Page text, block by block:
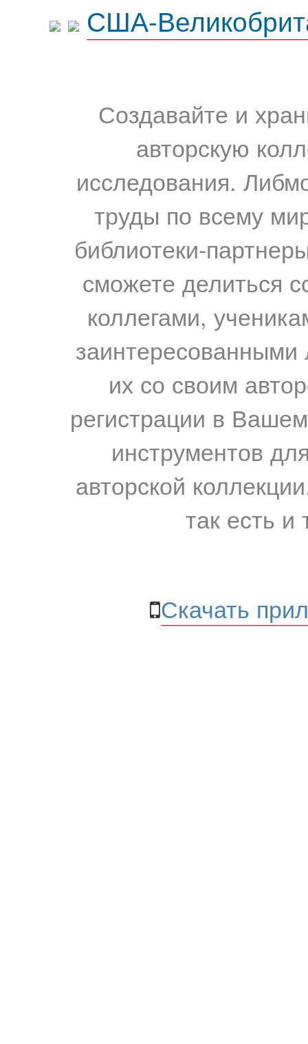
США-
Создавайте и
авторскую
исследования.
труды по всему
библиотеки-
сможете делиться
коллегами,
их со своим
регистрации в
инструментов
авторской
так есть и
Скачать